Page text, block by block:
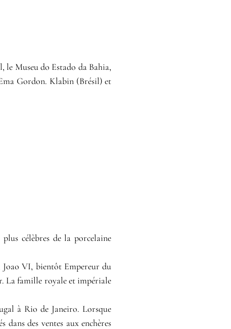
le Museu do Estado da Bahia,
Gordon. Klabin (Brésil) et
célèbres de la porcelaine
Joao VI, bientôt Empereur du
La famille royale et impériale
à Rio de Janeiro. Lorsque
des ventes aux enchères